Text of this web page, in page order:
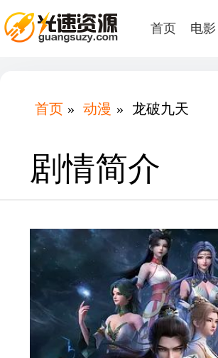
首页 电影
首页 » 动漫 » 龙破九天
剧情简介